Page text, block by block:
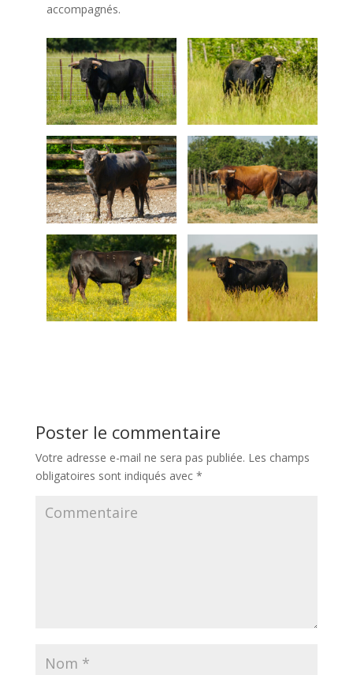
accompagnés.
Poster le commentaire
Votre adresse e-mail ne sera pas publiée. Les champs
obligatoires sont indiqués avec *